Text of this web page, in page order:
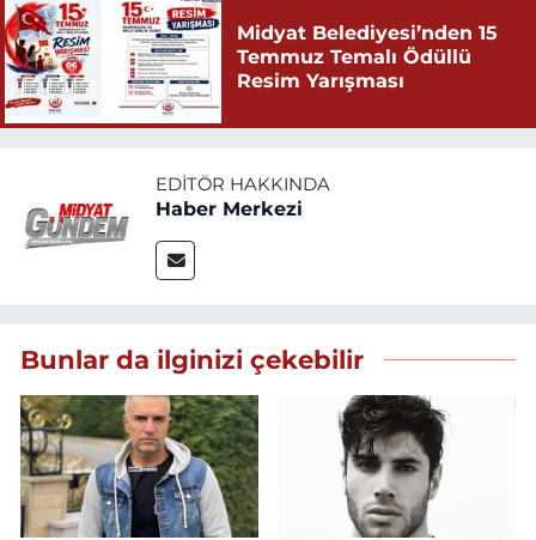
Midyat Belediyesi’nden 15
Temmuz Temalı Ödüllü
Resim Yarışması
EDITÖR HAKKINDA
Haber Merkezi
Bunlar da ilginizi çekebilir